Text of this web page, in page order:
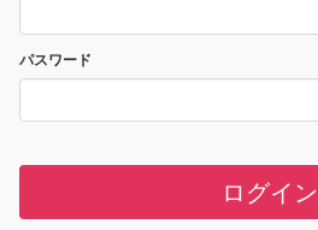
パスワード
ログイン